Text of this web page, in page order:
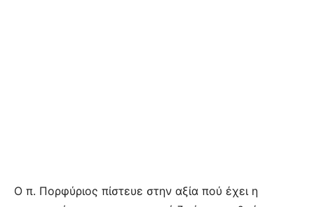
Ο π. Πορφύριος πίστευε στην αξία πού έχει η